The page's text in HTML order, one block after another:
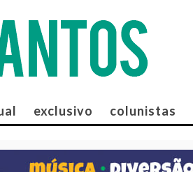
exclusivo colunistas